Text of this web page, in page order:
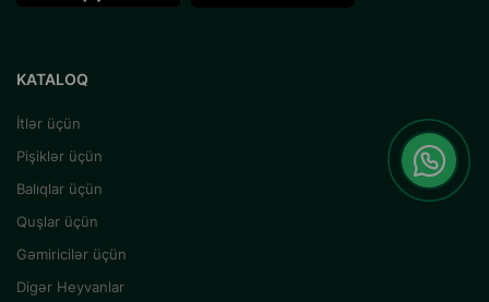
KATALOQ
İtlər üçün
Pişiklər üçün
Balıqlar üçün
Quşlar üçün
Gəmiricilər üçün
Digər Heyvanlar